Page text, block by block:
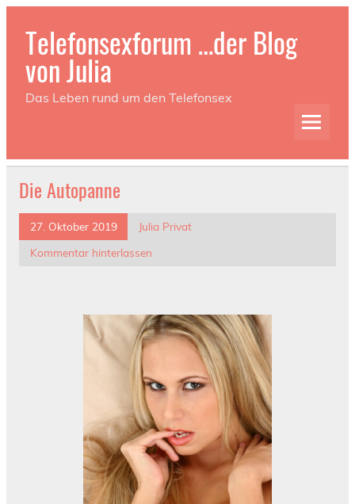
Telefonsexforum …der Blog
von Julia
Das Leben rund um den Telefonsex
Die Autopanne
27. Oktober 2019
Julia Privat
Kommentar hinterlassen